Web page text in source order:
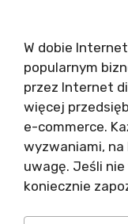
W dobie
popularnym
przez Internet
więcej
e-commerce.
wyzwaniami,
uwagę. Jeśli
koniecznie